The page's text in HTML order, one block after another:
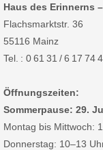
Haus des Erinnerns
Flachsmarktstr. 36
55116 Mainz
Tel. : 0 61 31 / 6 17 74
Öffnungszeiten:
Sommerpause: 29.
Montag bis Mittwoch:
Donnerstag: 10–13